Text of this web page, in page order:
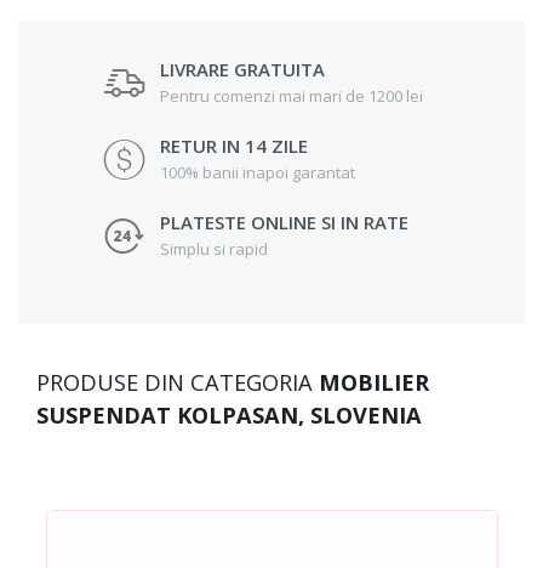
LIVRARE GRATUITA
Pentru comenzi mai mari de 1200 lei
RETUR IN 14 ZILE
100% banii inapoi garantat
PLATESTE ONLINE SI IN RATE
Simplu si rapid
PRODUSE DIN CATEGORIA MOBILIER
SUSPENDAT KOLPASAN, SLOVENIA